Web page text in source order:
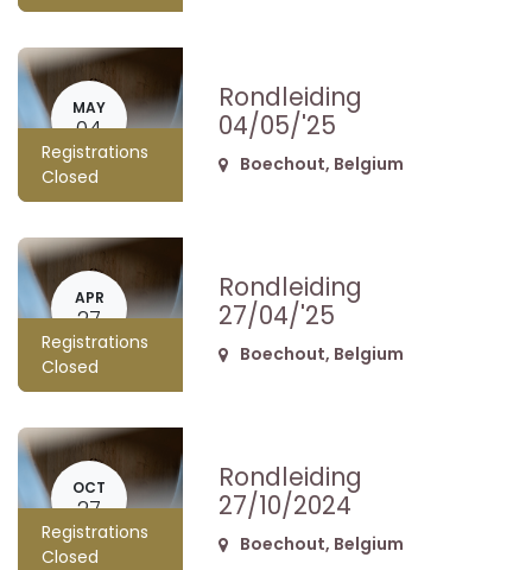
MAY
04
Registrations
Closed
Rondleiding
04/05/'25
Boechout, Belgium
APR
27
Registrations
Closed
Rondleiding
27/04/'25
Boechout, Belgium
OCT
27
Registrations
Closed
Rondleiding
27/10/2024
Boechout, Belgium